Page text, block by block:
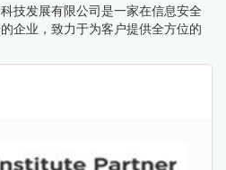
技发展有限公司是一家在信息安全
企业，致力于为客户提供全方位的